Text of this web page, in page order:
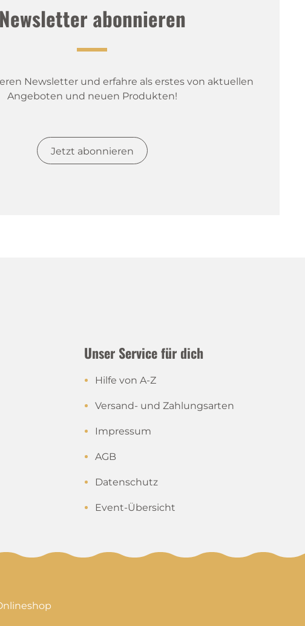
Newsletter abonnieren
Newsletter und erfahre als erstes von aktuellen
Angeboten und neuen Produkten!
Jetzt abonnieren
Unser Service für dich
Hilfe von A-Z
Versand- und Zahlungsarten
Impressum
AGB
Datenschutz
Event-Übersicht